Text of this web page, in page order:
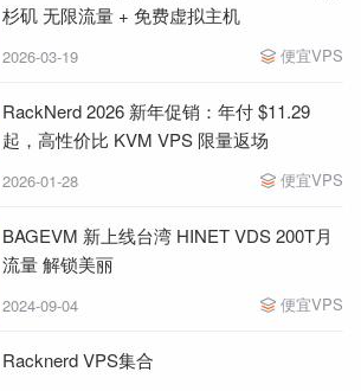
杉矶 无限流量 + 免费虚拟主机
2026-03-19 便宜VPS
RackNerd 2026 新年促销：年付 $11.29
起，高性价比 KVM VPS 限量返场
2026-01-28 便宜VPS
BAGEVM 新上线台湾 HINET VDS 200T月
流量 解锁美丽
2024-09-04 便宜VPS
Racknerd VPS集合